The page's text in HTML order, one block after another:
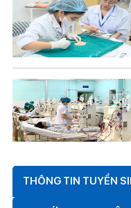
THÔNG TIN TUYỂN